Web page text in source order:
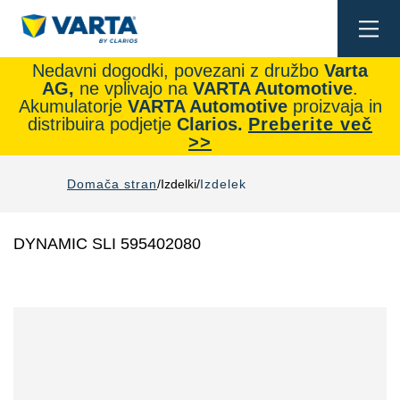
Nedavni dogodki, povezani z družbo Varta
AG, ne vplivajo na VARTA Automotive.
Akumulatorje VARTA Automotiveproizvaja in
distribuira podjetje Clarios. Preberite več
>>
Domača stran Izdelki Izdelek
DYNAMIC SLI 595402080